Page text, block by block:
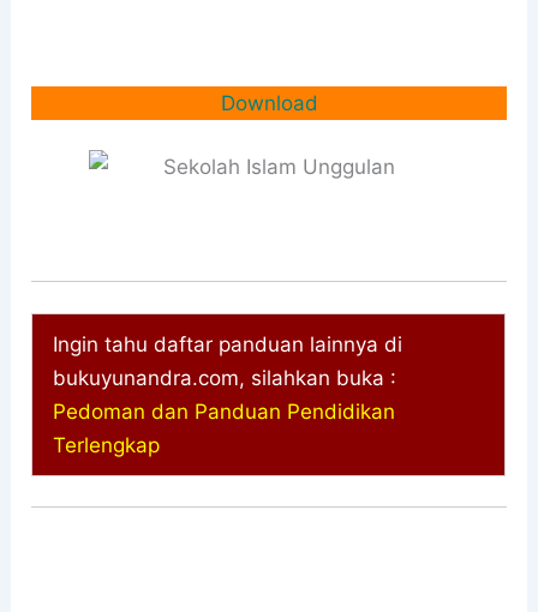
Download
Ingin tahu daftar panduan lainnya di
bukuyunandra.com, silahkan buka :
Pedoman dan Panduan Pendidikan
Terlengkap